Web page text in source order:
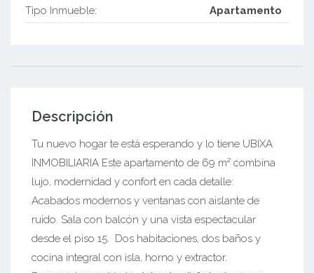
Tipo Inmueble:
Apartamento
Descripción
Tu nuevo hogar te está esperando y lo tiene UBIXA
INMOBILIARIA Este apartamento de 69 m² combina
lujo, modernidad y confort en cada detalle:
Acabados modernos y ventanas con aislante de
ruido. Sala con balcón y una vista espectacular
desde el piso 15. Dos habitaciones, dos baños y
cocina integral con isla, horno y extractor.